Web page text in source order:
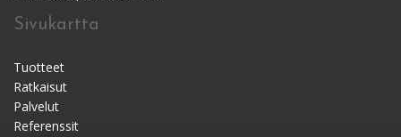
Sivukartta
Tuotteet
Ratkaisut
Palvelut
Referenssit